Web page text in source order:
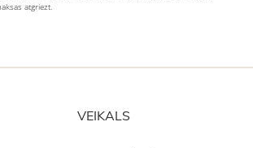
atgriezt.
VEIKALS